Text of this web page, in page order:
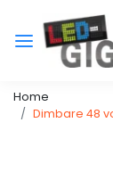
Home
Dimbare 48